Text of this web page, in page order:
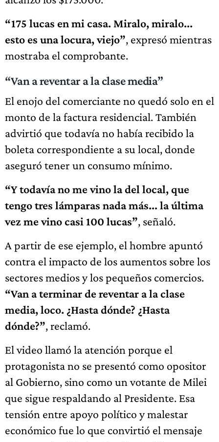
“175 lucas en mi casa. Miralo, miralo...
esto es una locura, viejo”, expresó mientras
mostraba el comprobante.
“Van a reventar a la clase media”
El enojo del comerciante no quedó solo en el
monto de la factura residencial. También
advirtió que todavía no había recibido la
boleta correspondiente a su local, donde
aseguró tener un consumo mínimo.
“Y todavía no me vino la del local, que
tengo tres lámparas nada más... la última
vez me vino casi 100 lucas”, señaló.
A partir de ese ejemplo, el hombre apuntó
contra el impacto de los aumentos sobre los
sectores medios y los pequeños comercios.
“Van a terminar de reventar a la clase
media, loco. ¿Hasta dónde? ¿Hasta
dónde?”, reclamó.
El video llamó la atención porque el
protagonista no se presentó como opositor
al Gobierno, sino como un votante de Milei
que sigue respaldando al Presidente. Esa
tensión entre apoyo político y malestar
económico fue lo que convirtió el mensaje